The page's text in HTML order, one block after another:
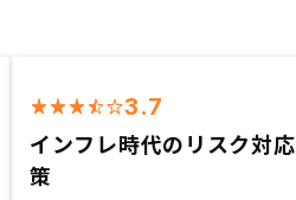
3.7
インフレ時代のリスク対応
策